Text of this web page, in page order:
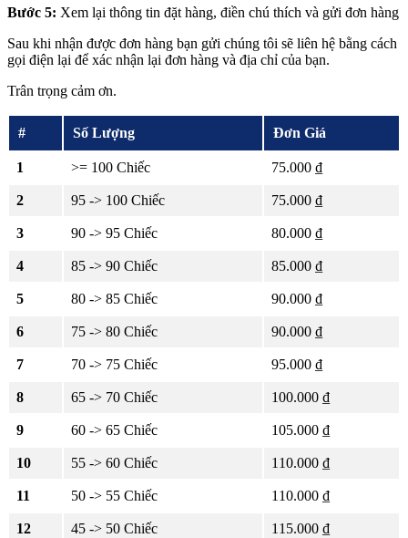
Bước 5: Xem lại thông tin đặt hàng, điền chú thích và gửi đơn hàng
Sau khi nhận được đơn hàng bạn gửi chúng tôi sẽ liên hệ bằng cách
gọi điện lại để xác nhận lại đơn hàng và địa chỉ của bạn.
Trân trọng cảm ơn.
# Số Lượng Đơn Giá
1 >= 100 Chiếc 75.000 ₫
2 95 -> 100 Chiếc 75.000 ₫
3 90 -> 95 Chiếc 80.000 ₫
4 85 -> 90 Chiếc 85.000 ₫
5 80 -> 85 Chiếc 90.000 ₫
6 75 -> 80 Chiếc 90.000 ₫
7 70 -> 75 Chiếc 95.000 ₫
8 65 -> 70 Chiếc 100.000 ₫
9 60 -> 65 Chiếc 105.000 ₫
10 55 -> 60 Chiếc 110.000 ₫
11 50 -> 55 Chiếc 110.000 ₫
12 45 -> 50 Chiếc 115.000 ₫